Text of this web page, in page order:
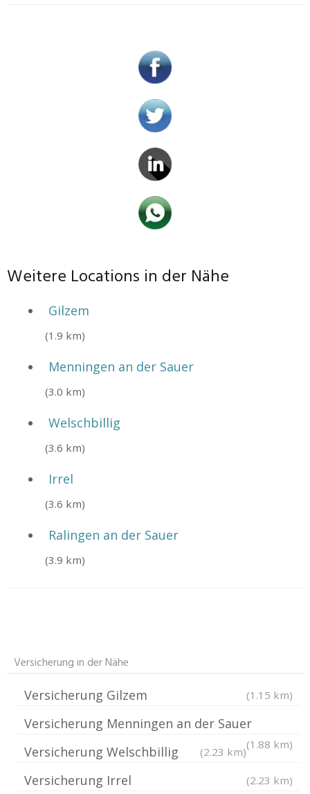
Weitere Locations in der Nähe
Gilzem
(1.9 km)
Menningen an der Sauer
(3.0 km)
Welschbillig
(3.6 km)
Irrel
(3.6 km)
Ralingen an der Sauer
(3.9 km)
Versicherung in der Nähe
Versicherung Gilzem (1.15 km)
Versicherung Menningen an der Sauer
(1.88 km)
Versicherung Welschbillig (2.23 km)
Versicherung Irrel (2.23 km)